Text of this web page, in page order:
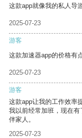
这款app就像我的私人导
2025-07-23
游客
这款加速器app的价格有
2025-07-23
游客
这款app让我的工作效率
我以前经常加班，现在
伴家人。
2025-07-23